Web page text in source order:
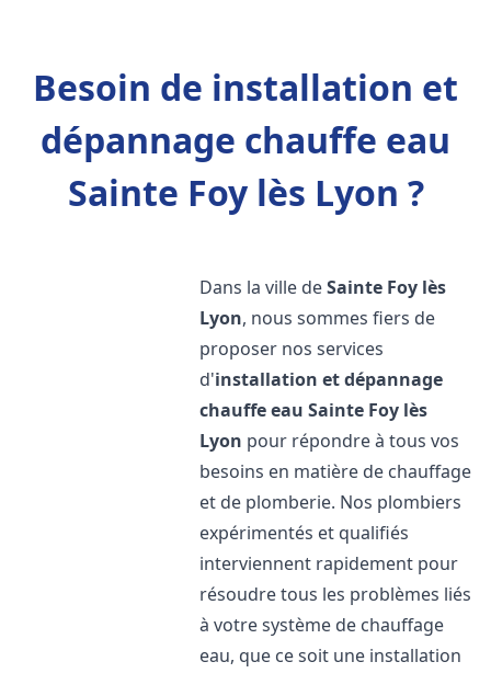
Besoin de installation et
dépannage chauffe eau
Sainte Foy lès Lyon ?
Dans la ville deSainte Foy lès
Lyon, nous sommes fiers de
proposer nos services
d'installation et dépannage
chauffe eau Sainte Foy lès
Lyon pour répondre à tous vos
besoins en matière de chauffage
et de plomberie. Nos plombiers
expérimentés et qualifiés
interviennent rapidement pour
résoudre tous les problèmes liés
à votre système de chauffage
eau, que ce soit une installation